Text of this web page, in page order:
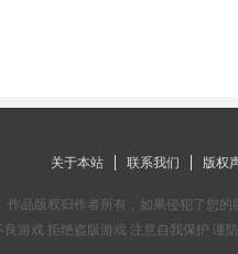
关于本站 联系我们 版权
作品版权归作者所有，如果侵犯了您
游戏 拒绝盗版游戏 注意自我保护 谨